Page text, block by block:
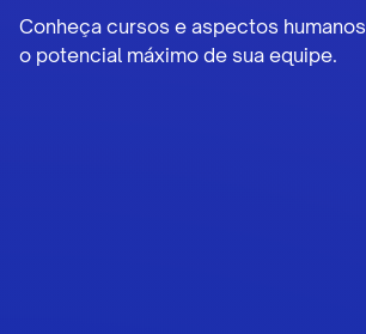
Conheça cursos e aspectos
o potencial máximo de sua equipe.